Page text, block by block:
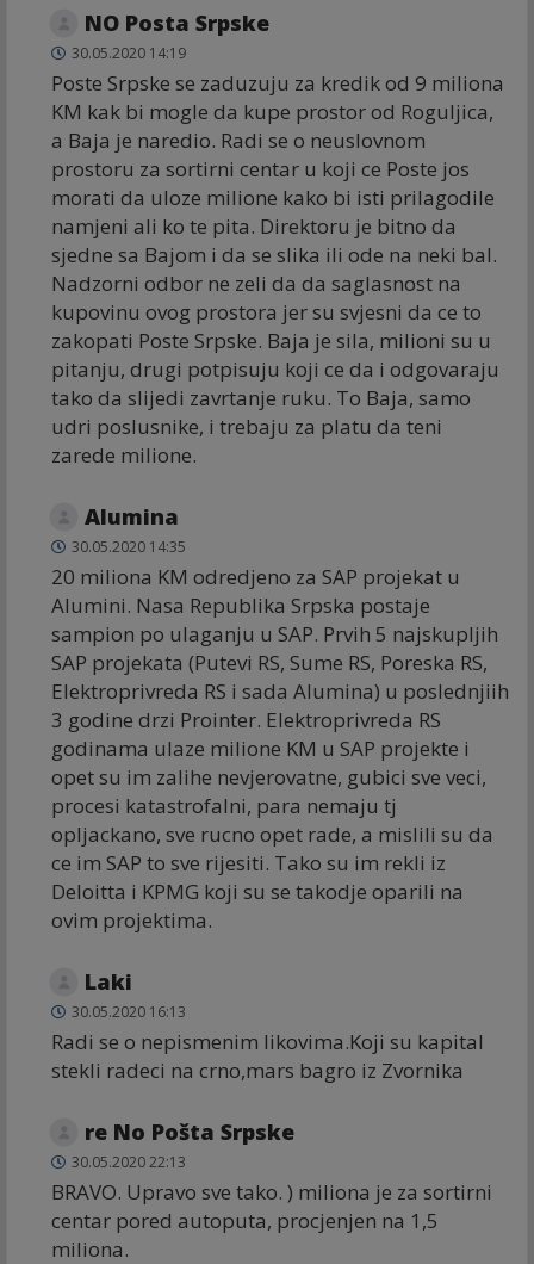
NO Posta Srpske
30.05.2020 14:19
Poste Srpske se zaduzuju za kredik od 9 miliona
KM kak bi mogle da kupe prostor od Roguljica,
a Baja je naredio. Radi se o neuslovnom
prostoru za sortirni centar u koji ce Poste jos
morati da uloze milione kako bi isti prilagodile
namjeni ali ko te pita. Direktoru je bitno da
sjedne sa Bajom i da se slika ili ode na neki bal.
Nadzorni odbor ne zeli da da saglasnost na
kupovinu ovog prostora jer su svjesni da ce to
zakopati Poste Srpske. Baja je sila, milioni su u
pitanju, drugi potpisuju koji ce da i odgovaraju
tako da slijedi zavrtanje ruku. To Baja, samo
udri poslusnike, i trebaju za platu da teni
zarede milione.
Alumina
30.05.2020 14:35
20 miliona KM odredjeno za SAP projekat u
Alumini. Nasa Republika Srpska postaje
sampion po ulaganju u SAP. Prvih 5 najskupljih
SAP projekata (Putevi RS, Sume RS, Poreska RS,
Elektroprivreda RS i sada Alumina) u poslednjiih
3 godine drzi Prointer. Elektroprivreda RS
godinama ulaze milione KM u SAP projekte i
opet su im zalihe nevjerovatne, gubici sve veci,
procesi katastrofalni, para nemaju tj
opljackano, sve rucno opet rade, a mislili su da
ce im SAP to sve rijesiti. Tako su im rekli iz
Deloitta i KPMG koji su se takodje oparili na
ovim projektima.
Laki
30.05.2020 16:13
Radi se o nepismenim likovima.Koji su kapital
stekli radeci na crno,mars bagro iz Zvornika
re No Pošta Srpske
30.05.2020 22:13
BRAVO. Upravo sve tako. ) miliona je za sortirni
centar pored autoputa, procjenjen na 1,5
miliona.